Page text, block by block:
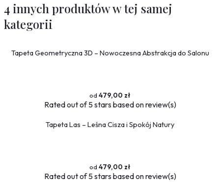
4 innych produktów w tej samej
kategorii
Tapeta Geometryczna 3D – Nowoczesna Abstrakcja do Salonu
479,00 zł
Ratedout of 5 stars based onreview(s)
Tapeta Las – Leśna Cisza i Spokój Natury
479,00 zł
Ratedout of 5 stars based onreview(s)